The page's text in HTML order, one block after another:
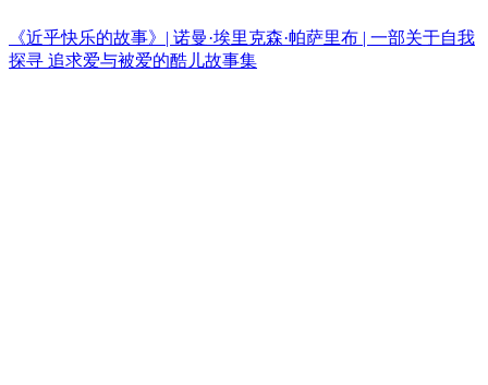
《近乎快乐的故事》| 诺曼·埃里克森·帕萨里布 | 一部关于自我
探寻 追求爱与被爱的酷儿故事集